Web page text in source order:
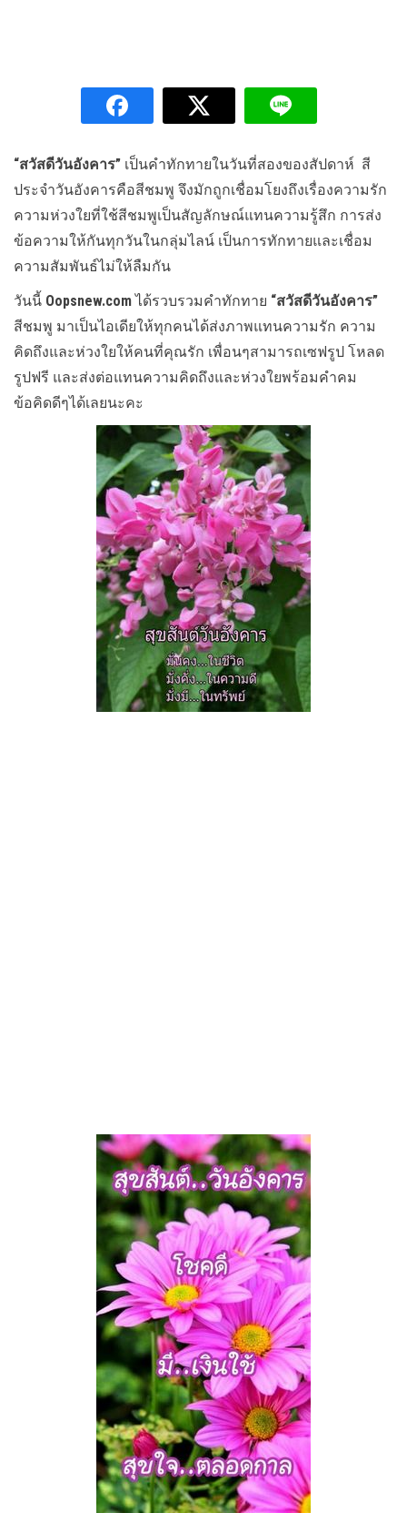
“สวัสดีวันอังคาร” เป็นคำทักทายในวันที่สองของสัปดาห์ สี
ประจำวันอังคารคือสีชมพู จึงมักถูกเชื่อมโยงถึงเรื่องความรัก
ความห่วงใยที่ใช้สีชมพูเป็นสัญลักษณ์แทนความรู้สึก การส่ง
ข้อความให้กันทุกวันในกลุ่มไลน์ เป็นการทักทายและเชื่อม
ความสัมพันธ์ไม่ให้ลืมกัน
วันนี้ Oopsnew.comได้รวบรวมคำทักทาย “สวัสดีวันอังคาร”
สีชมพู มาเป็นไอเดียให้ทุกคนได้ส่งภาพแทนความรัก ความ
คิดถึงและห่วงใยให้คนที่คุณรัก เพื่อนๆสามารถเซฟรูป โหลด
รูปฟรี และส่งต่อแทนความคิดถึงและห่วงใยพร้อมคำคม
ข้อคิดดีๆได้เลยนะคะ